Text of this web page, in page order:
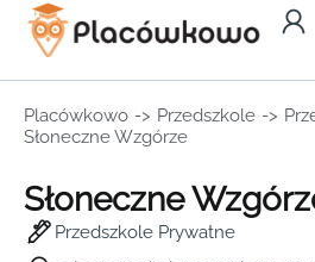
Placówkowo -> Przedszkole ->
Słoneczne Wzgórze
Słoneczne
Przedszkole Prywatne